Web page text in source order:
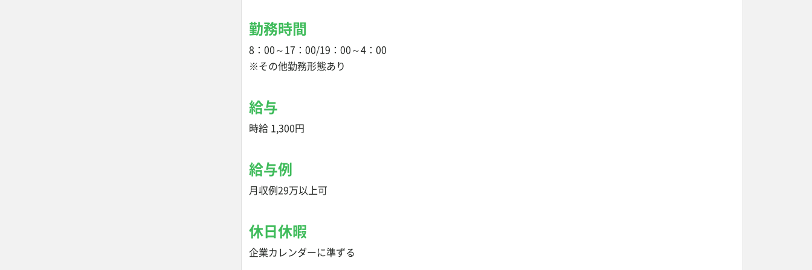
勤務時間
8：00～17：00/19：00～4：00
※その他勤務形態あり
給与
時給 1,300円
給与例
月収例29万以上可
休日休暇
企業カレンダーに準ずる